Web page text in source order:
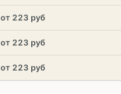
от 223 руб
от 223 руб
от 223 руб